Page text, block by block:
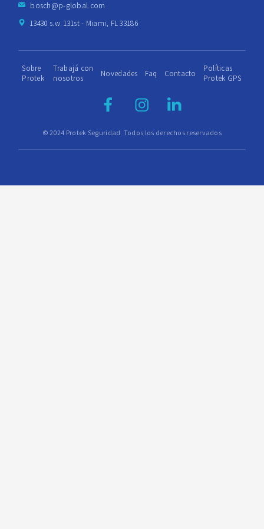
bosch@p-global.com
13430 s.w. 131st - Miami, FL 33186
© 2024 Protek Seguridad. Todos los derechos reservados
Sobre
Protek
Trabajá con
nosotros
Novedades Faq Contacto
Políticas
Protek GPS